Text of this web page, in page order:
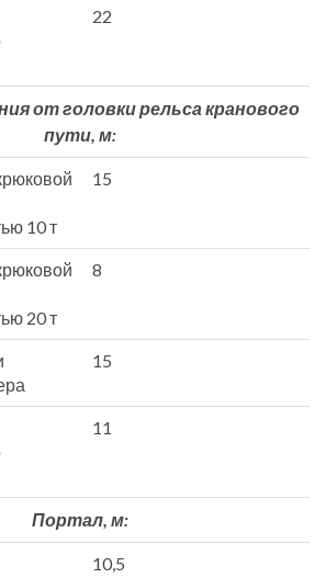
22
от головки рельса кранового
пути, м:
10 т
15
20 т
8
15
11
Портал, м:
10,5